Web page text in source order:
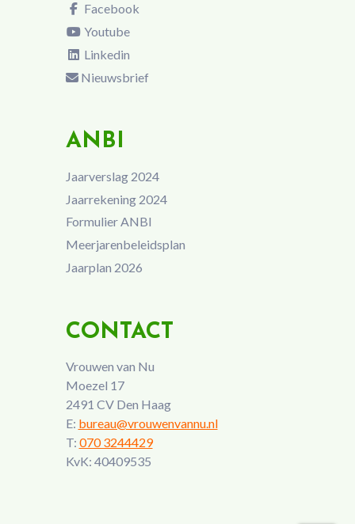
Facebook
Youtube
Linkedin
Nieuwsbrief
ANBI
Jaarverslag 2024
Jaarrekening 2024
Formulier ANBI
Meerjarenbeleidsplan
Jaarplan 2026
CONTACT
Vrouwen van Nu
Moezel 17
2491 CV Den Haag
E: bureau@vrouwenvannu.nl
T: 070 3244429
KvK: 40409535